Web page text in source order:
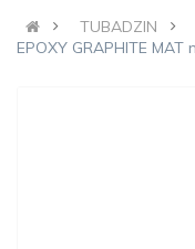
TUBADZIN
EPOXY GRAPHITE